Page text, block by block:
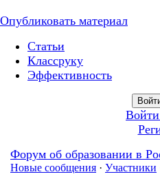
Опубликовать материал
Статьи
Классруку
Эффективность
Форум об образовании в
Новые сообщения · Участники